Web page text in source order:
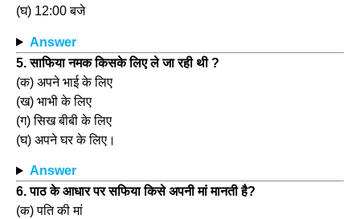
(घ) 12:00 बजे
Answer
5. साफिया नमक किसके लिए ले जा रही थी ?
(क) अपने भाई के लिए
(ख) भाभी के लिए
(ग) सिख बीबी के लिए
(घ) अपने घर के लिए।
Answer
6. पाठ के आधार पर सफिया किसे अपनी मां मानती है?
(क) पति की मां